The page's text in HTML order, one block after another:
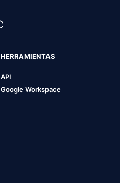
HERRAMIENTAS
API
Google Workspace